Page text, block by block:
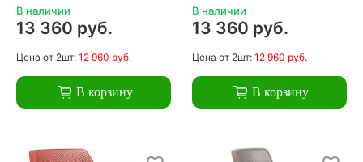
В наличии
13 360 руб.
Цена от 2шт: 12 960 руб.
В корзину
В наличии
13 360 руб.
Цена от 2шт: 12 960 руб.
В корзину